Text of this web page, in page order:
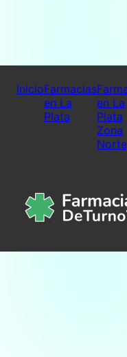
InicioFarmacias
en La
Plata
en La
Plata
Zona
Norte